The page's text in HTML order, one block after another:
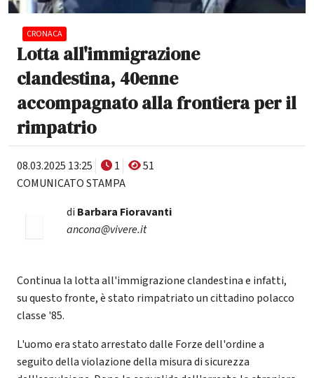
CRONACA
Lotta all'immigrazione
clandestina, 40enne
accompagnato alla frontiera per il
rimpatrio
08.03.2025 13:25 1
51
COMUNICATO STAMPA
di Barbara Fioravanti
ancona@vivere.it
Continua la lotta all'immigrazione clandestina e infatti,
su questo fronte, è stato rimpatriato un cittadino polacco
classe '85.
L'uomo era stato arrestato dalle Forze dell'ordine a
seguito della violazione della misura di sicurezza